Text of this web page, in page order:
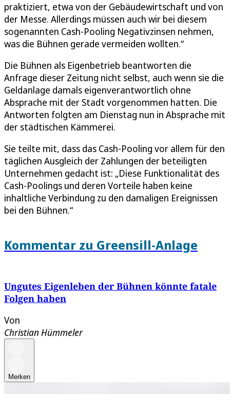
praktiziert, etwa von der Gebäudewirtschaft und von
der Messe. Allerdings müssen auch wir bei diesem
sogenannten Cash-Pooling Negativzinsen nehmen,
was die Bühnen gerade vermeiden wollten.“
Die Bühnen als Eigenbetrieb beantworten die
Anfrage dieser Zeitung nicht selbst, auch wenn sie die
Geldanlage damals eigenverantwortlich ohne
Absprache mit der Stadt vorgenommen hatten. Die
Antworten folgten am Dienstag nun in Absprache mit
der städtischen Kämmerei.
Sie teilte mit, dass das Cash-Pooling vor allem für den
täglichen Ausgleich der Zahlungen der beteiligten
Unternehmen gedacht ist: „Diese Funktionalität des
Cash-Poolings und deren Vorteile haben keine
inhaltliche Verbindung zu den damaligen Ereignissen
bei den Bühnen.“
Kommentar zu Greensill-Anlage
Ungutes Eigenleben der Bühnen könnte fatale
Folgen haben
Von
Christian Hümmeler
Merken